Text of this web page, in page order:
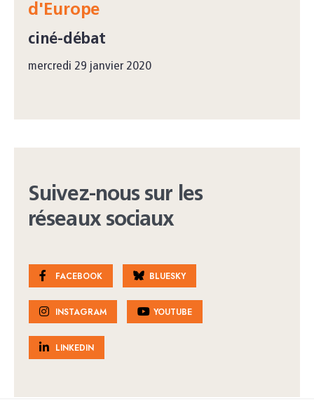
d'Europe
ciné-débat
mercredi 29 janvier 2020
Suivez-nous sur les
réseaux sociaux
FACEBOOK BLUESKY
INSTAGRAM YOUTUBE
LINKEDIN